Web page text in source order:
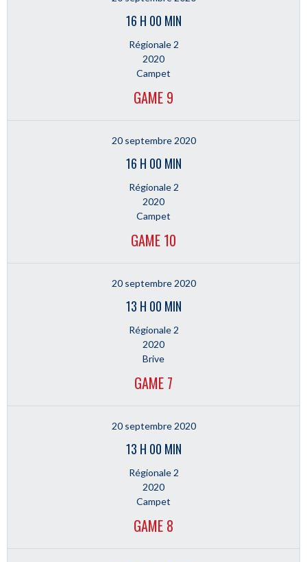
16 H 00 MIN
Régionale 2
2020
Campet
GAME 9
20 septembre 2020
16 H 00 MIN
Régionale 2
2020
Campet
GAME 10
20 septembre 2020
13 H 00 MIN
Régionale 2
2020
Brive
GAME 7
20 septembre 2020
13 H 00 MIN
Régionale 2
2020
Campet
GAME 8